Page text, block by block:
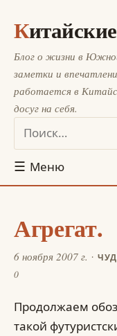
Блог о жизни в
заметки и
работается в
досуг на себя.
☰ Меню
Агрегат.
6 ноября 2007 г.
0
Продолжаем
такой